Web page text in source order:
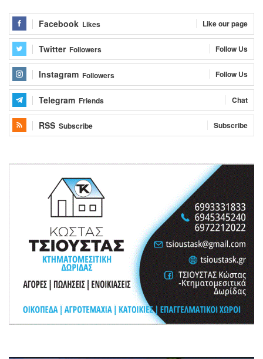
Facebook Likes Like our page
Twitter Followers Follow Us
Instagram Followers Follow Us
Telegram Friends Chat
RSS Subscribe Subscribe